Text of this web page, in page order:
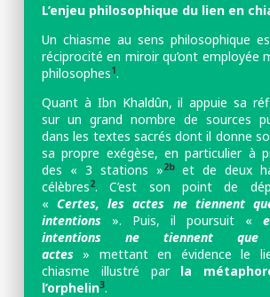
L’enjeu philosophique du lien en
Un chiasme au sens philosophique
réciprocité en miroir qu’ont employée
philosophes1.
Quant à Ibn Khaldûn, il appuie sa
sur un grand nombre de sources
dans les textes sacrés dont il donne
sa propre exégèse, en particulier à
des « 3 stations »2bet de deux
célèbres2. C’est son point de
«Certes, les actes ne tiennent
intentions ». Puis, il poursuit «
intentions ne tiennent que
actes » mettant en évidence le
chiasme illustré par la
l’orphelin3.